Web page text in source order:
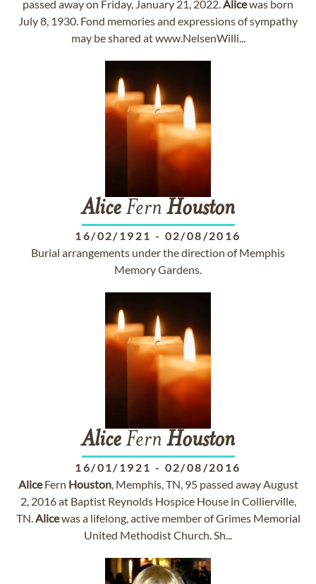
passed away on Friday, January 21, 2022.Alicewas born
July 8, 1930. Fond memories and expressions of sympathy
may be shared at www.NelsenWilli...
AliceFern Houston
16/02/1921 - 02/08/2016
Burial arrangements under the direction of Memphis
Memory Gardens.
AliceFern Houston
16/01/1921 - 02/08/2016
AliceFern Houston, Memphis, TN, 95 passed away August
2, 2016 at Baptist Reynolds Hospice House in Collierville,
TN.Alicewas a lifelong, active member of Grimes Memorial
United Methodist Church. Sh...